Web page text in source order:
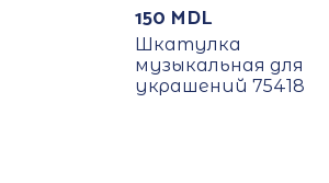
150 MDL
Шкатулка
музыкальная для
украшений 75418